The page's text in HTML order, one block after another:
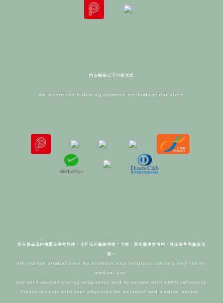
門市接受以下付款方式
We accept the following payment methods at our store:
所有香品僅供香薰及宗教用途，不作任何醫療用途。 孕婦、蠶豆症患者慎用，宜諮詢專業醫生意
見。
All incense products are for aromatic and religious use only and not for
medical use.
Use with caution during pregnancy and by person with G6PD deficiency.
Please consult with your physician for personalised medical advice.